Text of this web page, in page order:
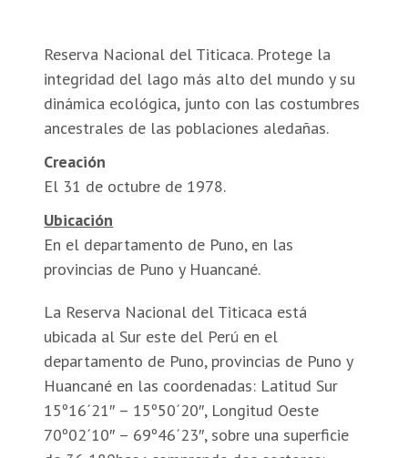
Reserva Nacional del Titicaca. Protege la
integridad del lago más alto del mundo y su
dinámica ecológica, junto con las costumbres
ancestrales de las poblaciones aledañas.
Creación
El 31 de octubre de 1978.
Ubicación
En el departamento de Puno, en las
provincias de Puno y Huancané.
La Reserva Nacional del Titicaca está
ubicada al Sur este del Perú en el
departamento de Puno, provincias de Puno y
Huancané en las coordenadas: Latitud Sur
15º16´21″ – 15º50´20″, Longitud Oeste
70º02´10″ – 69º46´23″, sobre una superficie